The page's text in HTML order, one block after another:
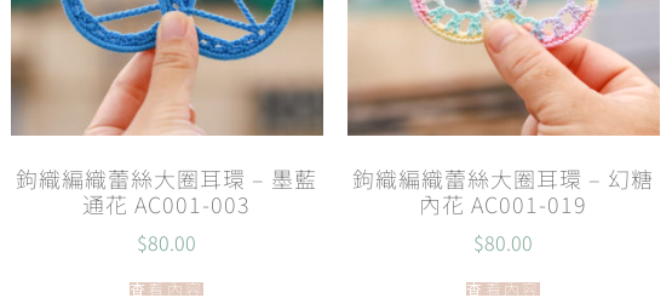
鉤織編織蕾絲大圈耳環 – 墨藍
通花 AC001-003
$80.00
查看內容
鉤織編織蕾絲大圈耳環 – 幻糖
內花 AC001-019
$80.00
查看內容